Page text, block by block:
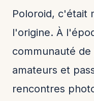
Poloroid, c'était
l'origine. À
communauté
amateurs et
rencontres